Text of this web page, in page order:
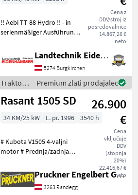
Cena z
DDV/stroj iz
posredovalnice
14.867,26 €
neto
!! Aebi TT 88 Hydro !! - in
serienmäßiger Ausführung -
Fronthubwerk mit
Seitenverschub - Ber.
31x15.50-15 - Fahrbereit wie
steht - Priva
Landtechnik Eidenhammer GmbH
5274 Burgkirchen
Traktor /
Aebi
Premium zlati prodajalec
Rasant 1505 SD
26.900
€
Cena
vključuje
DDV
(stopnja
20%)
22.416,67 €
neto
34 KM/25 kW L. pr. 1996 3540 h
# Kubota V1505 4-valjni
motor # Prednja/zadnja
PTO # 3. Krmilno vezje
(priključki dw spredaj in
zadaj) # Vrh z
Pruckner Engelbert GmbH
3263 Randegg